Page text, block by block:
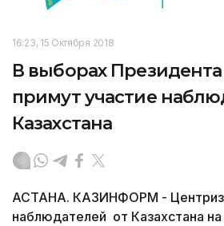
16:23, 15 Октября 2018
В выборах Президента
примут участие
Казахстана
АСТАНА. КАЗИНФОРМ -
наблюдателей от Казахстана